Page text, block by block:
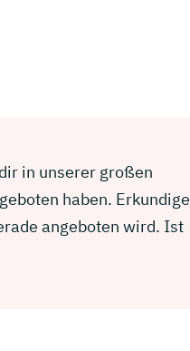
in unserer großen
haben. Erkundige
angeboten wird. Ist